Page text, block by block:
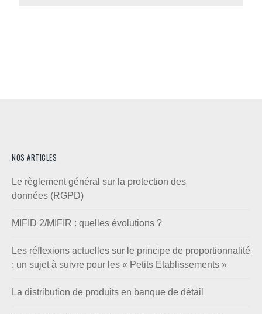
NOS ARTICLES
Le règlement général sur la protection des
données (RGPD)
MIFID 2/MIFIR : quelles évolutions ?
Les réflexions actuelles sur le principe de proportionnalité
: un sujet à suivre pour les « Petits Etablissements »
La distribution de produits en banque de détail